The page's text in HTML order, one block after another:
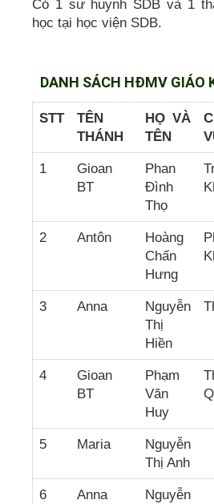
Có 1 sư huynh SDB và 1
học tại học viện SDB.
DANH SÁCH HĐMV GIÁO
STT
TÊN
THÁNH
HỌ VÀ
TÊN
1
Gioan
BT
Phan
Đình
Thọ
2 Antôn
Hoàng
Chấn
Hưng
3 Anna
Nguyễn
Thị
Hiền
4
Gioan
BT
Phạm
Văn
Huy
5 Maria
Nguyễn
Thị Anh
6 Anna
Nguyễn